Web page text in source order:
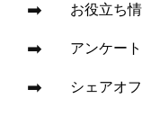
お役立ち
アンケート
シェアオ